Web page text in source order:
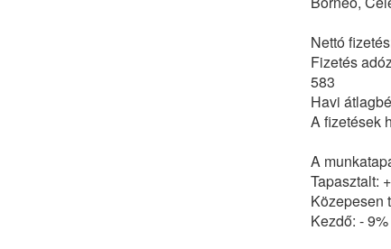
Nettó
Fizetés
583
Havi
A fizetések
A
Tapasztalt:
Közepesen
Kezdő: - 9%